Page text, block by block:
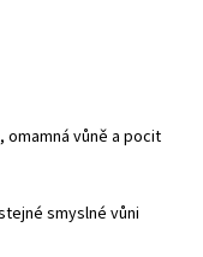
omamná vůně a pocit
smyslné vůni